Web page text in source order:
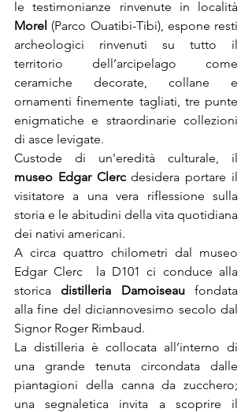
Morel (Parco Ouatibi-Tibi), espone resti
archeologici rinvenuti su tutto il
territorio dell’arcipelago come
ceramiche decorate, collane e
ornamenti finemente tagliati, tre punte
enigmatiche e straordinarie collezioni
di asce levigate.
museo Edgar Clerc desidera portare il
visitatore a una vera riflessione sulla
storia e le abitudini della vita quotidiana
dei nativi americani.
A circa quattro chilometri dal museo
Edgar Clerc  la D101 ci conduce alla
storica distilleria Damoiseau fondata
alla fine del diciannovesimo secolo dal
Signor Roger Rimbaud.
La distilleria è collocata all’interno di
una grande tenuta circondata dalle
piantagioni della canna da zucchero;
una segnaletica invita a scoprire il